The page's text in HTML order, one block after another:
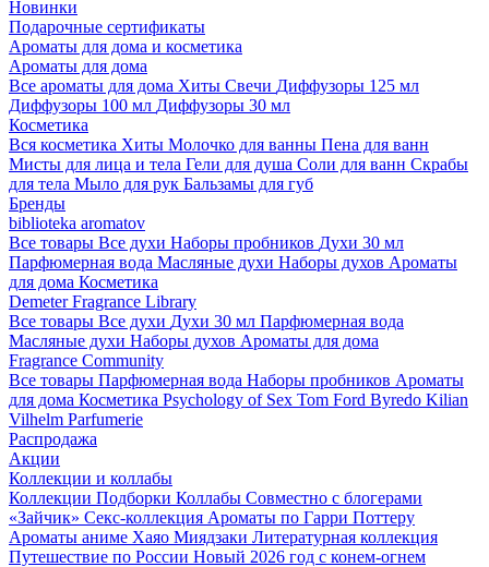
Новинки
Подарочные сертификаты
Ароматы для дома и косметика
Ароматы для дома
Все ароматы для дома Хиты Свечи Диффузоры 125 мл
Диффузоры 100 мл Диффузоры 30 мл
Косметика
Вся косметика Хиты Молочко для ванны Пена для ванн
Мисты для лица и тела Гели для душа Соли для ванн Скрабы
для тела Мыло для рук Бальзамы для губ
Бренды
biblioteka aromatov
Все товары Все духи Наборы пробников Духи 30 мл
Парфюмерная вода Масляные духи Наборы духов Ароматы
для дома Косметика
Demeter Fragrance Library
Все товары Все духи Духи 30 мл Парфюмерная вода
Масляные духи Наборы духов Ароматы для дома
Fragrance Community
Все товары Парфюмерная вода Наборы пробников Ароматы
для дома Косметика Psychology of Sex Tom Ford Byredo Kilian
Vilhelm Parfumerie
Распродажа
Акции
Коллекции и коллабы
Коллекции Подборки Коллабы Совместно с блогерами
«Зайчик» Секс-коллекция Ароматы по Гарри Поттеру
Ароматы аниме Хаяо Миядзаки Литературная коллекция
Путешествие по России Новый 2026 год с конем-огнем